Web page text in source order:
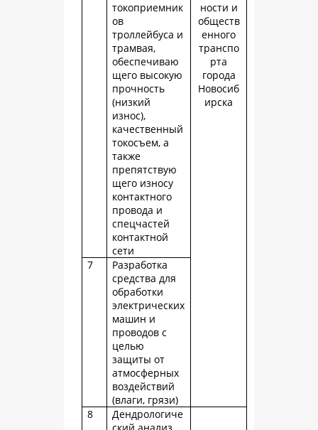
ности и
обществ
енного
транспо
рта
города
Новосиб
ирска
токоприемник
ов
троллейбуса и
трамвая,
обеспечиваю
щего высокую
прочность
(низкий
износ),
качественный
токосъем, а
также
препятствую
щего износу
контактного
провода и
спецчастей
контактной
сети
7
Разработка
средства для
обработки
электрических
машин и
проводов с
целью
защиты от
атмосферных
воздействий
(влаги, грязи)
8
Дендрологиче